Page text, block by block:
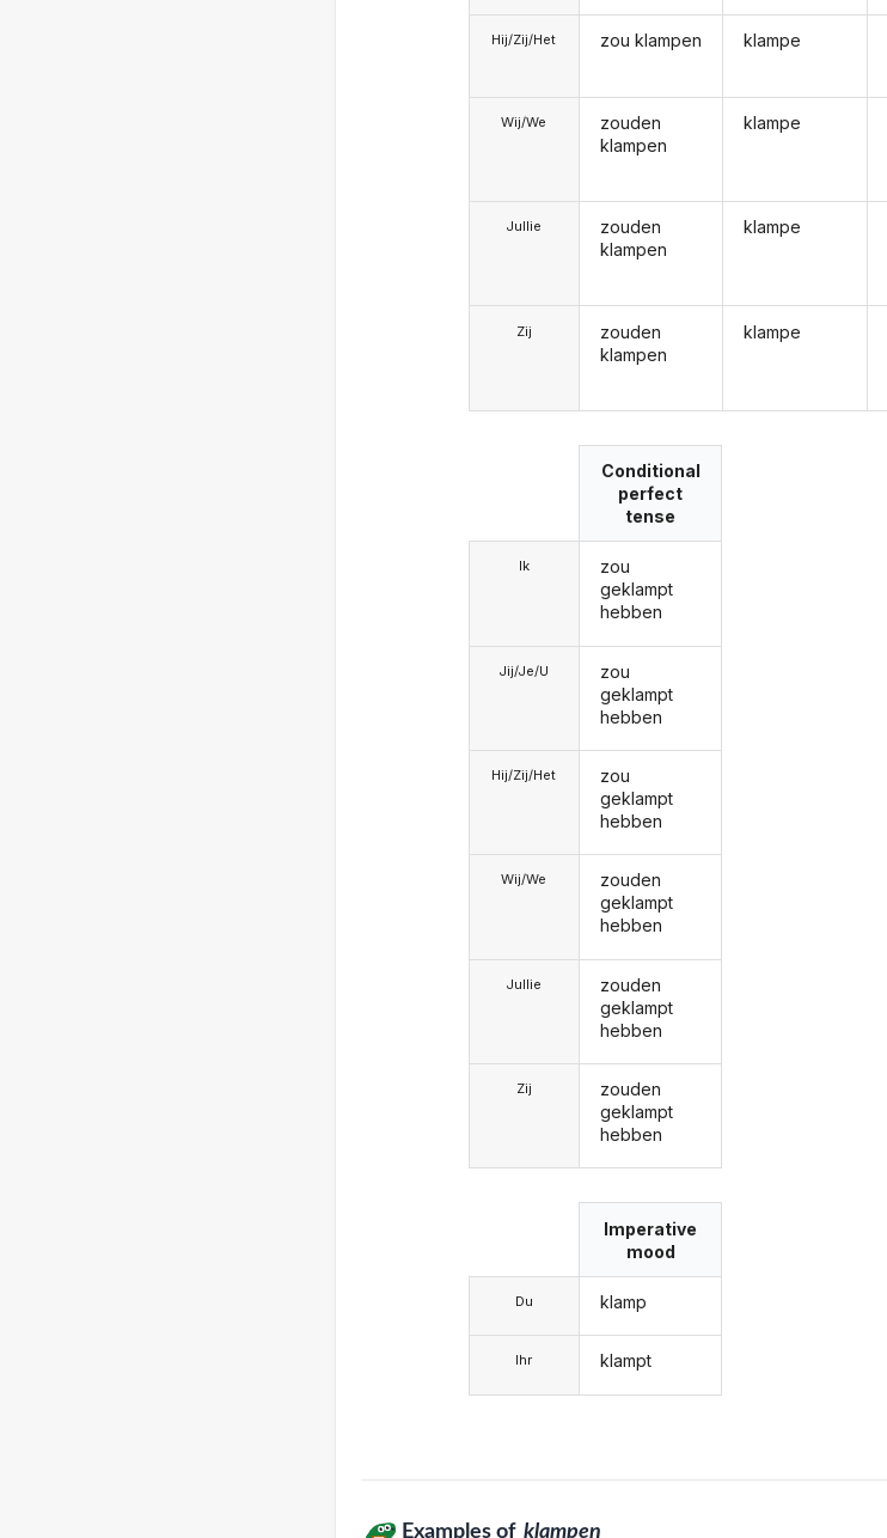
Hij/Zij/Het
Wij/We
Jullie
Zij
zou klampen
zouden
klampen
zouden
klampen
zouden
klampen
klampe
klampe
klampe
klampe
Ik
Jij/Je/U
Hij/Zij/Het
Wij/We
Jullie
Zij
Conditional
perfect
tense
zou
geklampt
hebben
zou
geklampt
hebben
zou
geklampt
hebben
zouden
geklampt
hebben
zouden
geklampt
hebben
zouden
geklampt
hebben
Du
Ihr
Imperative
mood
klamp
klampt
Examples of klampen